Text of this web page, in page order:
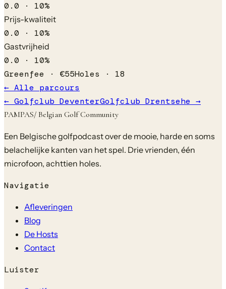
0.0 · 10%
Prijs-kwaliteit
0.0 · 10%
Gastvrijheid
0.0 · 10%
Greenfee · €55Holes · 18
← Alle parcours
← Golfclub DeventerGolfclub Drentsehe →
PAMPAS/ Belgian Golf Community
Een Belgische golfpodcast over de mooie, harde en soms
belachelijke kanten van het spel. Drie vrienden, één
microfoon, achttien holes.
Navigatie
Afleveringen
Blog
De Hosts
Contact
Luister